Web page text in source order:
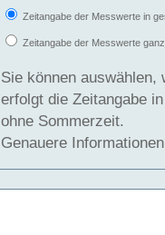
Zeitangabe der Messwerte in
Zeitangabe der Messwerte
Sie können auswählen,
erfolgt die Zeitangabe
ohne Sommerzeit.
Genauere